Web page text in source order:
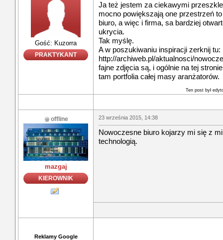
Gość: Kuzorra
PRAKTYKANT
Ja też jestem za ciekawymi
mocno powiększają one przestrzeń
biuro, a więc i firma, sa bardziej
ukrycia.
Tak myślę.
A w poszukiwaniu inspiracji zerknij tu:
http://archiweb.pl/aktualnosci/
fajne zdjęcia są, i ogólnie na tej
tam portfolia całej masy aranżatorów.
Ten post był
offline
mazgaj
KIEROWNIK
23 września 2015, 14:38
Nowoczesne biuro kojarzy mi się z
technologią.
Reklamy Google